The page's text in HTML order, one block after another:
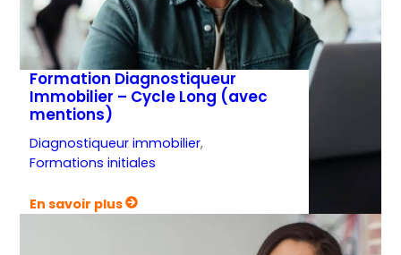
Formation Diagnostiqueur
Immobilier – Cycle Long (avec
mentions)
Diagnostiqueur immobilier
Formations initiales
En savoir plus
: